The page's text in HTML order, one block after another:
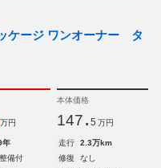
ケージ ワンオーナー タ
万円
本体価格
147. 5 万円
年 走行
2.3万km
備付 修復
なし